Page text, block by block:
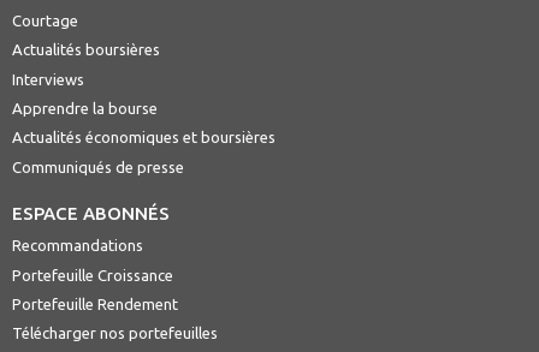
Courtage
Actualités boursières
Interviews
Apprendre la bourse
Actualités économiques et boursières
Communiqués de presse
ESPACE ABONNÉS
Recommandations
Portefeuille Croissance
Portefeuille Rendement
Télécharger nos portefeuilles